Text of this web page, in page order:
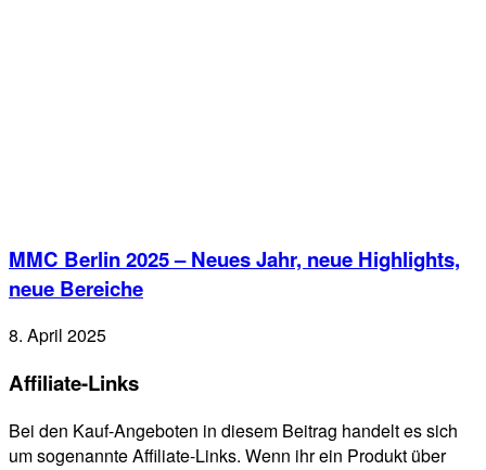
MMC Berlin 2025 – Neues Jahr, neue Highlights,
neue Bereiche
8. April 2025
Affiliate-Links
Bei den Kauf-Angeboten in diesem Beitrag handelt es sich
um sogenannte Affiliate-Links. Wenn ihr ein Produkt über